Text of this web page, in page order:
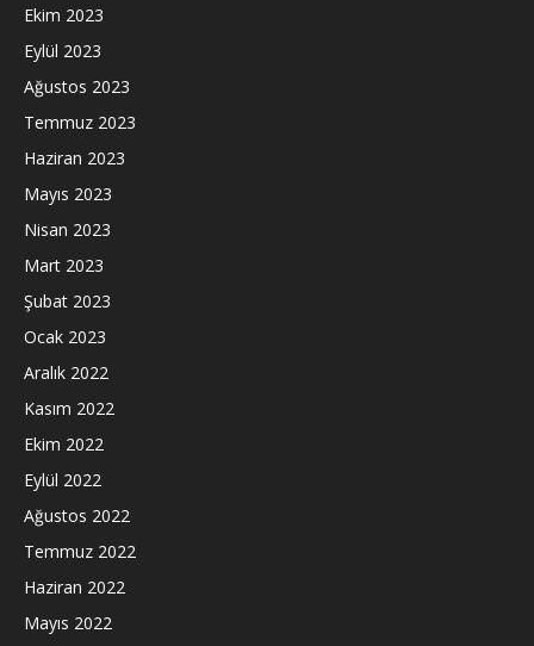
Ekim 2023
Eylül 2023
Ağustos 2023
Temmuz 2023
Haziran 2023
Mayıs 2023
Nisan 2023
Mart 2023
Şubat 2023
Ocak 2023
Aralık 2022
Kasım 2022
Ekim 2022
Eylül 2022
Ağustos 2022
Temmuz 2022
Haziran 2022
Mayıs 2022